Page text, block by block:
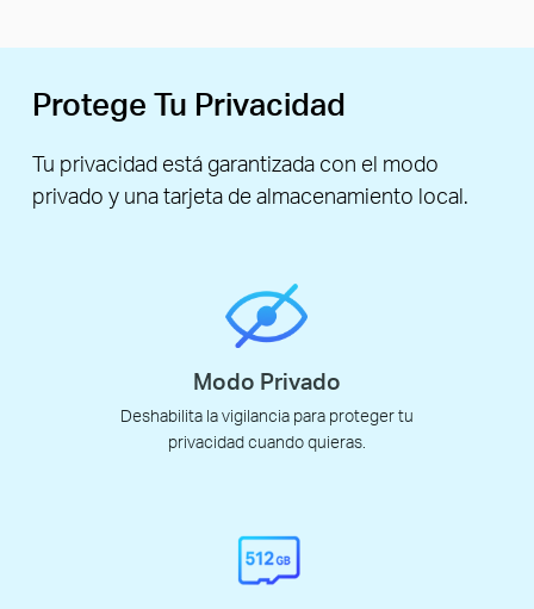
Protege Tu Privacidad
Tu privacidad está garantizada con el modo
privado y una tarjeta de almacenamiento local.
Modo Privado
Deshabilita la vigilancia para proteger tu
privacidad cuando quieras.